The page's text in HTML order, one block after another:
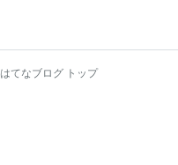
はてなブログ トップ